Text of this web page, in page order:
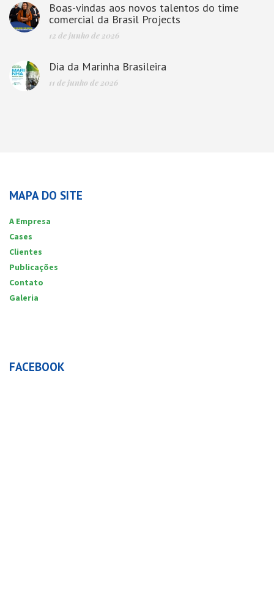
Boas-vindas aos novos talentos do time
comercial da Brasil Projects
12 de junho de 2026
Dia da Marinha Brasileira
11 de junho de 2026
MAPA DO SITE
A Empresa
Cases
Clientes
Publicações
Contato
Galeria
FACEBOOK